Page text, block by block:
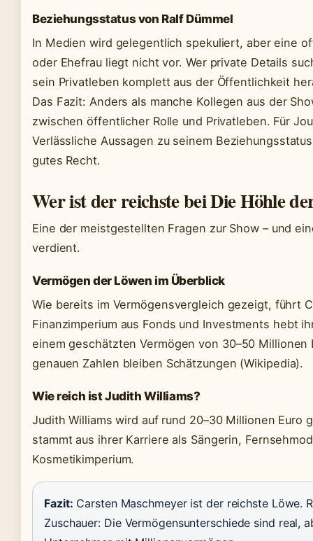
Beziehungsstatus von Ralf Dümmel
In Medien wird gelegentlich spekuliert, aber eine
oder Ehefrau liegt nicht vor. Wer private Details
sein Privatleben komplett aus der Öffentlichkeit
Das Fazit: Anders als manche Kollegen aus der
zwischen öffentlicher Rolle und Privatleben. Für
Verlässliche Aussagen zu seinem
gutes Recht.
Wer ist der reichste bei Die Höhle
Eine der meistgestellten Fragen zur Show – und
verdient.
Vermögen der Löwen im Überblick
Wie bereits im Vermögensvergleich gezeigt, führt
Finanzimperium aus Fonds und Investments hebt
einem geschätzten Vermögen von 30–50
genauen Zahlen bleiben Schätzungen (Wikipedia).
Wie reich ist Judith Williams?
Judith Williams wird auf rund 20–30 Millionen Euro
stammt aus ihrer Karriere als Sängerin,
Kosmetikimperium.
Fazit: Carsten Maschmeyer ist der reichste Löwe.
Zuschauer: Die Vermögensunterschiede sind real,